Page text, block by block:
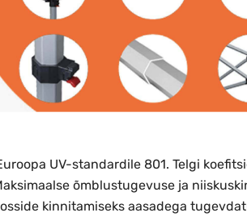
UV-standardile 801. Telgi
õmblustugevuse ja
kinnitamiseks aasadega